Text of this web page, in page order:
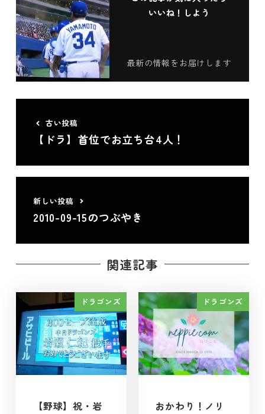
いいね！しよう
最新の情報をお届けします
古い投稿
【ドラ】首位でお立ち台4人！
新しい投稿
2010-09-15のつぶやき
関連記事
ドラゴンズ
【野球】祝・岩
ドラゴンズ
おかわり！ノリ